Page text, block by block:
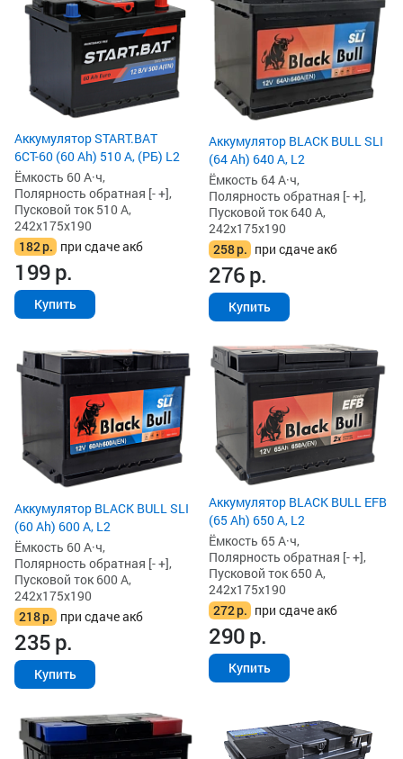
Аккумулятор START.BAT
6СТ-60 (60 Ah) 510 А, (РБ) L2
Ёмкость 60 А·ч,
Полярность обратная [- +],
Пусковой ток 510 А,
242x175x190
182р. при сдаче акб
199р.
Купить
Аккумулятор BLACK BULL SLI
(64 Ah) 640 А, L2
Ёмкость 64 А·ч,
Полярность обратная [- +],
Пусковой ток 640 А,
242x175x190
258р. при сдаче акб
276р.
Купить
Аккумулятор BLACK BULL SLI
(60 Ah) 600 А, L2
Ёмкость 60 А·ч,
Полярность обратная [- +],
Пусковой ток 600 А,
242x175x190
218р. при сдаче акб
235р.
Купить
Аккумулятор BLACK BULL EFB
(65 Ah) 650 А, L2
Ёмкость 65 А·ч,
Полярность обратная [- +],
Пусковой ток 650 А,
242x175x190
272р. при сдаче акб
290р.
Купить